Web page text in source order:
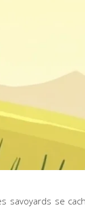
savoyards se